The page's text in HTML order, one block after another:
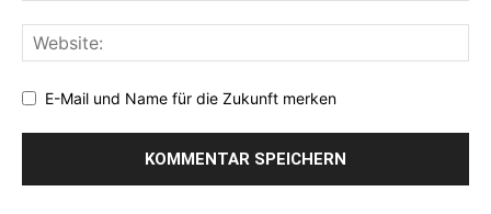
E-Mail und Name für die Zukunft merken